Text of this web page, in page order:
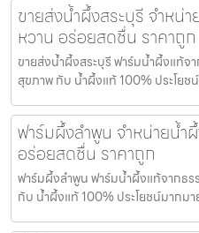
ขายส่งน้ำผึ้งสระบุรี จำหน่
หวาน อร่อยสดชื่น ราคาถูก
ขายส่งน้ำผึ้งสระบุรี ฟาร์มน้ำผึ้งแท้จ
สุขภาพ กับ น้ำผึ้งแท้ 100% ประโยช
ฟาร์มผึ้งลำพูน จำหน่ายน้ำ
อร่อยสดชื่น ราคาถูก
ฟาร์มผึ้งลำพูน ฟาร์มน้ำผึ้งแท้จากธ
กับ น้ำผึ้งแท้ 100% ประโยชน์มากมา